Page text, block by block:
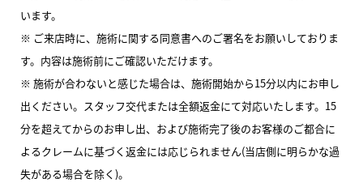
います。
※ ご来店時に、施術に関する同意書へのご署名をお願いしておりま
す。内容は施術前にご確認いただけます。
※ 施術が合わないと感じた場合は、施術開始から15分以内にお申し
出ください。スタッフ交代または全額返金にて対応いたします。15
分を超えてからのお申し出、および施術完了後のお客様のご都合に
よるクレームに基づく返金には応じられません(当店側に明らかな過
失がある場合を除く)。